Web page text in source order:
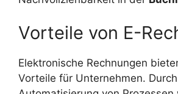
Vorteile von E-
Elektronische Rechnungen
Vorteile für Unternehmen.